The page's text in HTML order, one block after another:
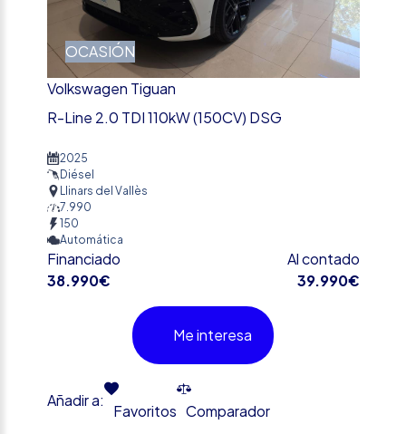
OCASIÓN
Volkswagen Tiguan
R-Line 2.0 TDI 110kW (150CV) DSG
2025
Diésel
Llinars del Vallès
7.990
150
Automática
Financiado
38.990€
Al contado
39.990€
Me interesa
Añadir a:
Favoritos Comparador